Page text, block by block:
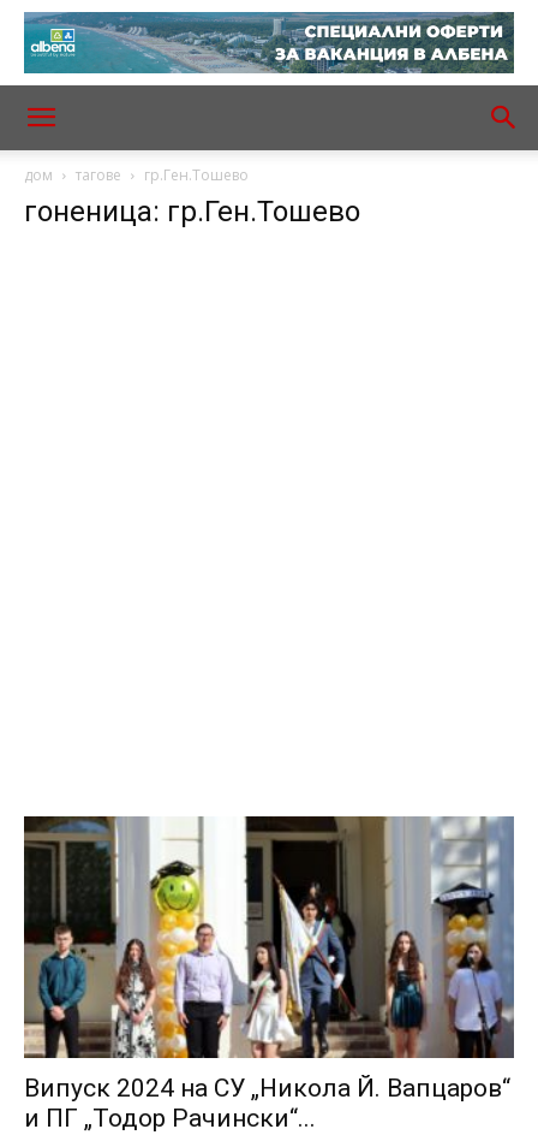
дом тагове гр.Ген.Тошево
гоненица: гр.Ген.Тошево
Випуск 2024 на СУ „Никола Й. Вапцаров“
и ПГ „Тодор Рачински“...